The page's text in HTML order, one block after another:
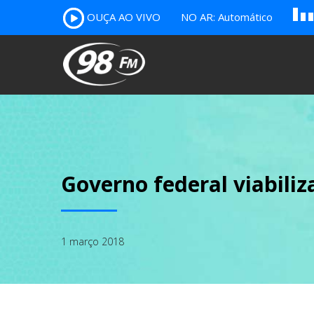
OUÇA AO VIVO
NO AR: Automático
B c
Governo federal
1 março 2018